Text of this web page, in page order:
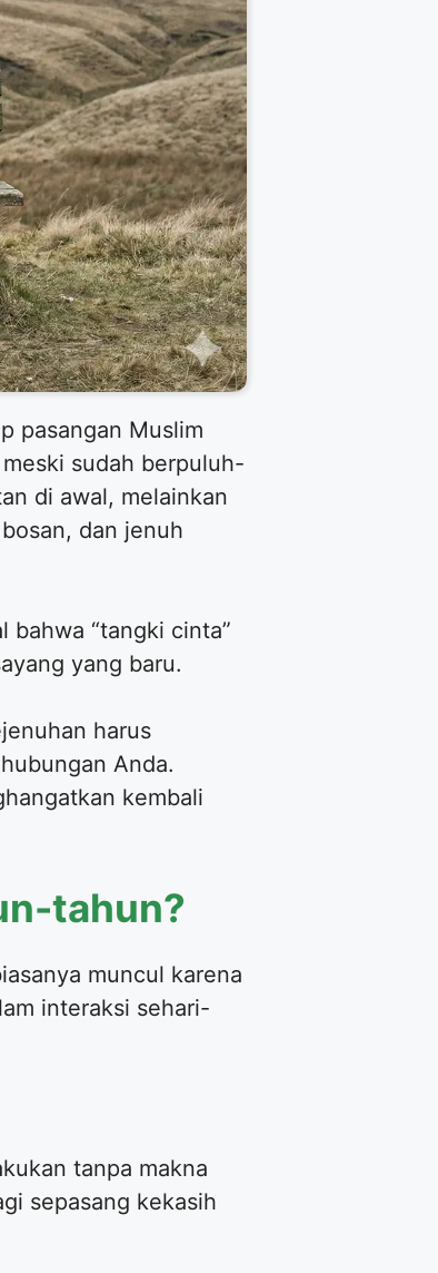
pasangan Muslim
sudah berpuluh-
di awal, melainkan
dan jenuh
bahwa “tangki cinta”
yang baru.
harus
Anda.
kembali
tahun?
muncul karena
interaksi sehari-
tanpa makna
sepasang kekasih